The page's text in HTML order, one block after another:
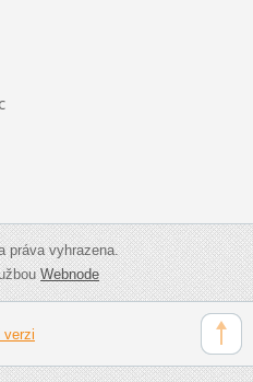
práva vyhrazena.
Webnode
verzi